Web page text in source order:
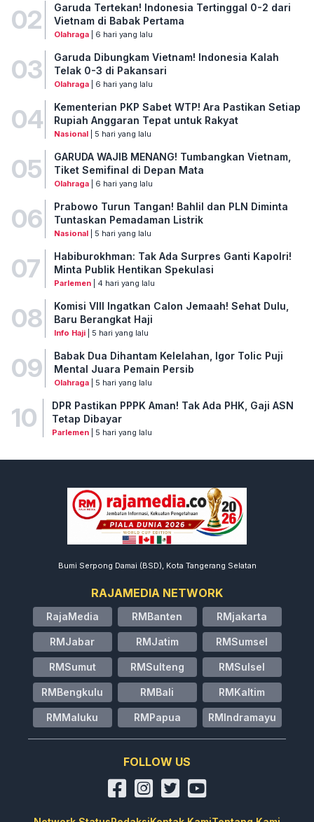
02
Garuda Tertekan! Indonesia Tertinggal 0-2 dari
Vietnam di Babak Pertama
Olahraga| 6 hari yang lalu
03
Garuda Dibungkam Vietnam! Indonesia Kalah
Telak 0-3 di Pakansari
Olahraga| 6 hari yang lalu
04
Kementerian PKP Sabet WTP! Ara Pastikan Setiap
Rupiah Anggaran Tepat untuk Rakyat
Nasional| 5 hari yang lalu
05
GARUDA WAJIB MENANG! Tumbangkan Vietnam,
Tiket Semifinal di Depan Mata
Olahraga| 6 hari yang lalu
06
Prabowo Turun Tangan! Bahlil dan PLN Diminta
Tuntaskan Pemadaman Listrik
Nasional| 5 hari yang lalu
07
Habiburokhman: Tak Ada Surpres Ganti Kapolri!
Minta Publik Hentikan Spekulasi
Parlemen| 4 hari yang lalu
08
Komisi VIII Ingatkan Calon Jemaah! Sehat Dulu,
Baru Berangkat Haji
Info Haji| 5 hari yang lalu
09
Babak Dua Dihantam Kelelahan, Igor Tolic Puji
Mental Juara Pemain Persib
Olahraga| 5 hari yang lalu
10
DPR Pastikan PPPK Aman! Tak Ada PHK, Gaji ASN
Tetap Dibayar
Parlemen| 5 hari yang lalu
Bumi Serpong Damai (BSD), Kota Tangerang Selatan
RAJAMEDIA NETWORK
RajaMedia RMBanten RMjakarta
RMJabar RMJatim RMSumsel
RMSumut RMSulteng RMSulsel
RMBengkulu RMBali RMKaltim
RMMaluku RMPapua RMIndramayu
FOLLOW US